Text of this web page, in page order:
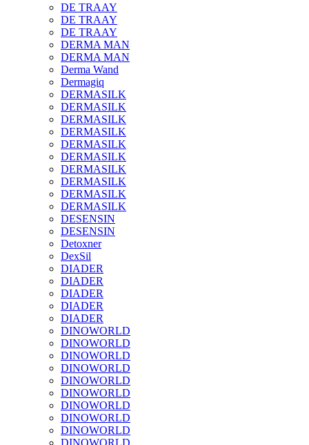
DE TRAAY
DE TRAAY
DE TRAAY
DERMA MAN
DERMA MAN
Derma Wand
Dermagiq
DERMASILK
DERMASILK
DERMASILK
DERMASILK
DERMASILK
DERMASILK
DERMASILK
DERMASILK
DERMASILK
DERMASILK
DESENSIN
DESENSIN
Detoxner
DexSil
DIADER
DIADER
DIADER
DIADER
DIADER
DINOWORLD
DINOWORLD
DINOWORLD
DINOWORLD
DINOWORLD
DINOWORLD
DINOWORLD
DINOWORLD
DINOWORLD
DINOWORLD